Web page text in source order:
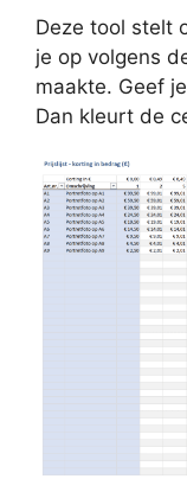
Deze tool stelt
je op volgens
maakte. Geef
Dan kleurt de